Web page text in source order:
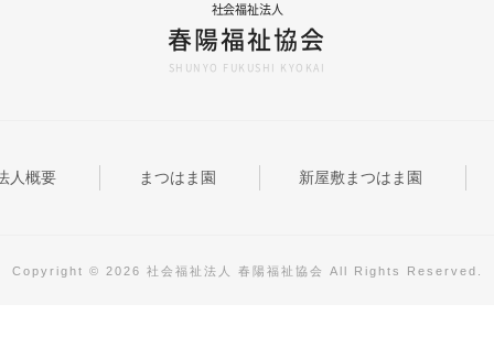
社会福祉法人
春陽福祉協会
SHUNYO FUKUSHI KYOKAI
人概要 まつはま園 新屋敷まつはま園
Copyright © 2026 社会福祉法人 春陽福祉協会 All Rights Reserved.